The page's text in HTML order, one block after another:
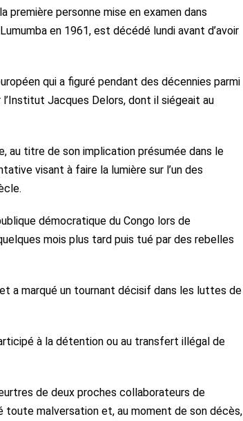
première personne mise en examen dans
en 1961, est décédé lundi avant d’avoir
qui a figuré pendant des décennies parmi
Jacques Delors, dont il siégeait au
au titre de son implication présumée dans le
visant à faire la lumière sur l’un des
démocratique du Congo lors de
mois plus tard puis tué par des rebelles
a marqué un tournant décisif dans les luttes de
à la détention ou au transfert illégal de
de deux proches collaborateurs de
toute malversation et, au moment de son décès,